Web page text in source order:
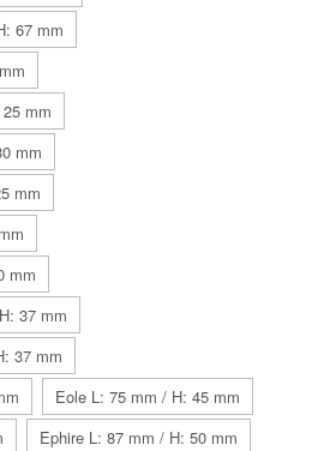
67 mm
mm
mm
mm
mm
37 mm
37 mm
Eole L: 75 mm / H: 45 mm
Ephire L: 87 mm / H: 50 mm